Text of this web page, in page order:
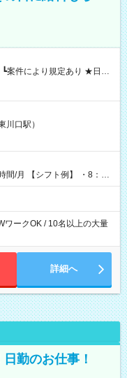
に現金GET♪ お仕事後はコ
試用期間】試
川口駅）
・8：00
ワークOK / 10名以上の大量
詳細へ
勤のお仕事！